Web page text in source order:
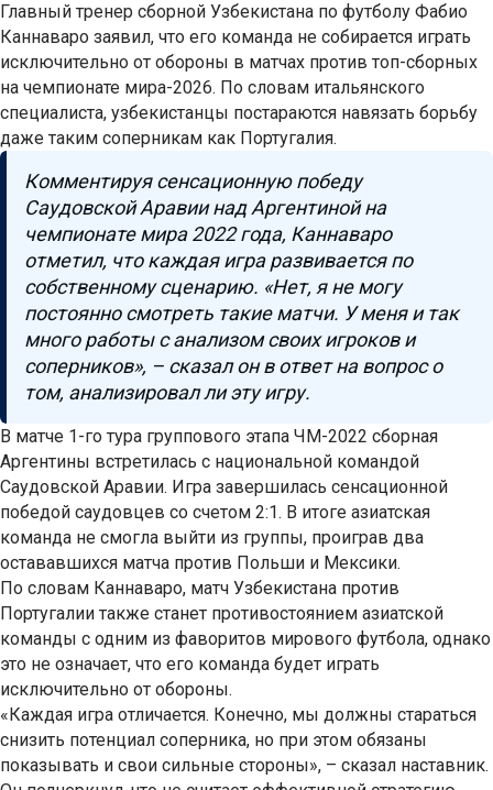
Главный тренер сборной Узбекистана по футболу Фабио
Каннаваро заявил, что его команда не собирается играть
исключительно от обороны в матчах против топ-сборных
на чемпионате мира-2026. По словам итальянского
специалиста, узбекистанцы постараются навязать борьбу
даже таким соперникам как Португалия.
Комментируя сенсационную победу
Саудовской Аравии над Аргентиной на
чемпионате мира 2022 года, Каннаваро
отметил, что каждая игра развивается по
собственному сценарию. «Нет, я не могу
постоянно смотреть такие матчи. У меня и так
много работы с анализом своих игроков и
соперников», – сказал он в ответ на вопрос о
том, анализировал ли эту игру.
В матче 1-го тура группового этапа ЧМ-2022 сборная
Аргентины встретилась с национальной командой
Саудовской Аравии. Игра завершилась сенсационной
победой саудовцев со счетом 2:1. В итоге азиатская
команда не смогла выйти из группы, проиграв два
остававшихся матча против Польши и Мексики.
По словам Каннаваро, матч Узбекистана против
Португалии также станет противостоянием азиатской
команды с одним из фаворитов мирового футбола, однако
это не означает, что его команда будет играть
исключительно от обороны.
«Каждая игра отличается. Конечно, мы должны стараться
снизить потенциал соперника, но при этом обязаны
показывать и свои сильные стороны», – сказал наставник.